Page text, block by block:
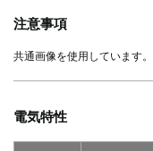
注意事項
共通画像を使用しています。
電気特性